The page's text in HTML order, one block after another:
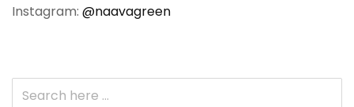
Instagram: @naavagreen